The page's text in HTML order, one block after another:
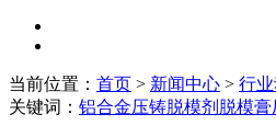
当前位置： 首页 > 新闻中心 > 行
关键词： 铝合金压铸脱模剂 脱模膏